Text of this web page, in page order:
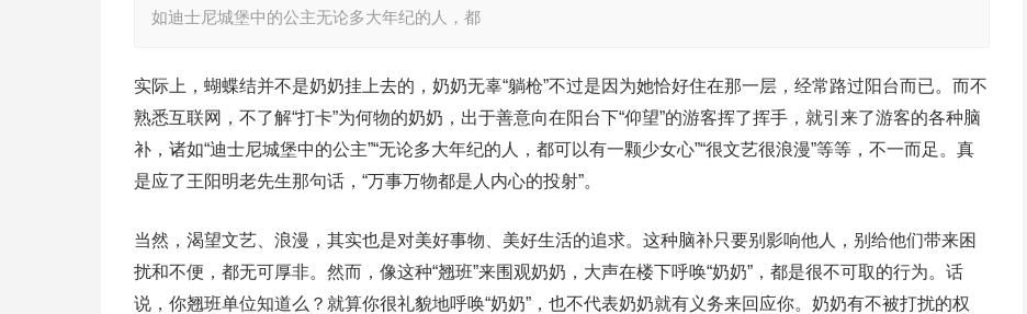
如迪士尼城堡中的公主无论多大年纪的人，都
实际上，蝴蝶结并不是奶奶挂上去的，奶奶无辜“躺枪”不过是因为她恰好住在那一层，经常路过阳台而已。而不
熟悉互联网，不了解“打卡”为何物的奶奶，出于善意向在阳台下“仰望”的游客挥了挥手，就引来了游客的各种脑
补，诸如“迪士尼城堡中的公主”“无论多大年纪的人，都可以有一颗少女心”“很文艺很浪漫”等等，不一而足。真
是应了王阳明老先生那句话，“万事万物都是人内心的投射”。
当然，渴望文艺、浪漫，其实也是对美好事物、美好生活的追求。这种脑补只要别影响他人，别给他们带来困
扰和不便，都无可厚非。然而，像这种“翘班”来围观奶奶，大声在楼下呼唤“奶奶”，都是很不可取的行为。话
说，你翘班单位知道么？就算你很礼貌地呼唤“奶奶”，也不代表奶奶就有义务来回应你。奶奶有不被打扰的权